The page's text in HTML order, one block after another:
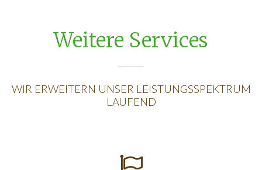
Weitere Services
WIR ERWEITERN UNSER LEISTUNGSSPEKTRUM
LAUFEND